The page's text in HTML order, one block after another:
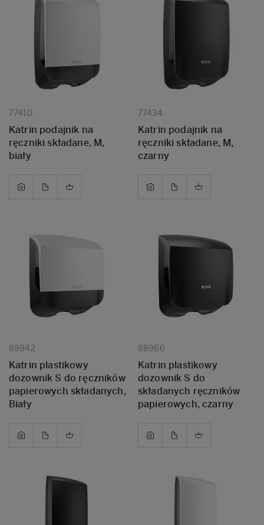
77410
Katrin podajnik na
ręczniki składane, M,
biały
77434
Katrin podajnik na
ręczniki składane, M,
czarny
88942
Katrin plastikowy
dozownik S do ręczników
papierowych składanych,
Biały
88966
Katrin plastikowy
dozownik S do
składanych ręczników
papierowych, czarny